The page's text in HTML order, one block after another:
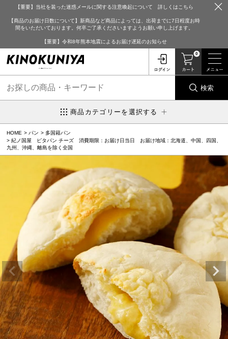
【重要】当社を装った迷惑メールに関する注意喚起について 詳しくはこちら
【商品のお届け日数について】新商品など商品によっては、出荷までに7日程度お時
間をいただいております。何卒ご了承くださいますようお願い申し上げます。
【重要】令和8年熊本地震によるお届け遅延のお知らせ
0
検索
商品カテゴリーを選択する
HOME パン
多国籍パン
紀ノ国屋 ピタパン チーズ 消費期限：お届け日当日 お届け地域：北海道、中国、四国、
九州、沖縄、離島を除く全国